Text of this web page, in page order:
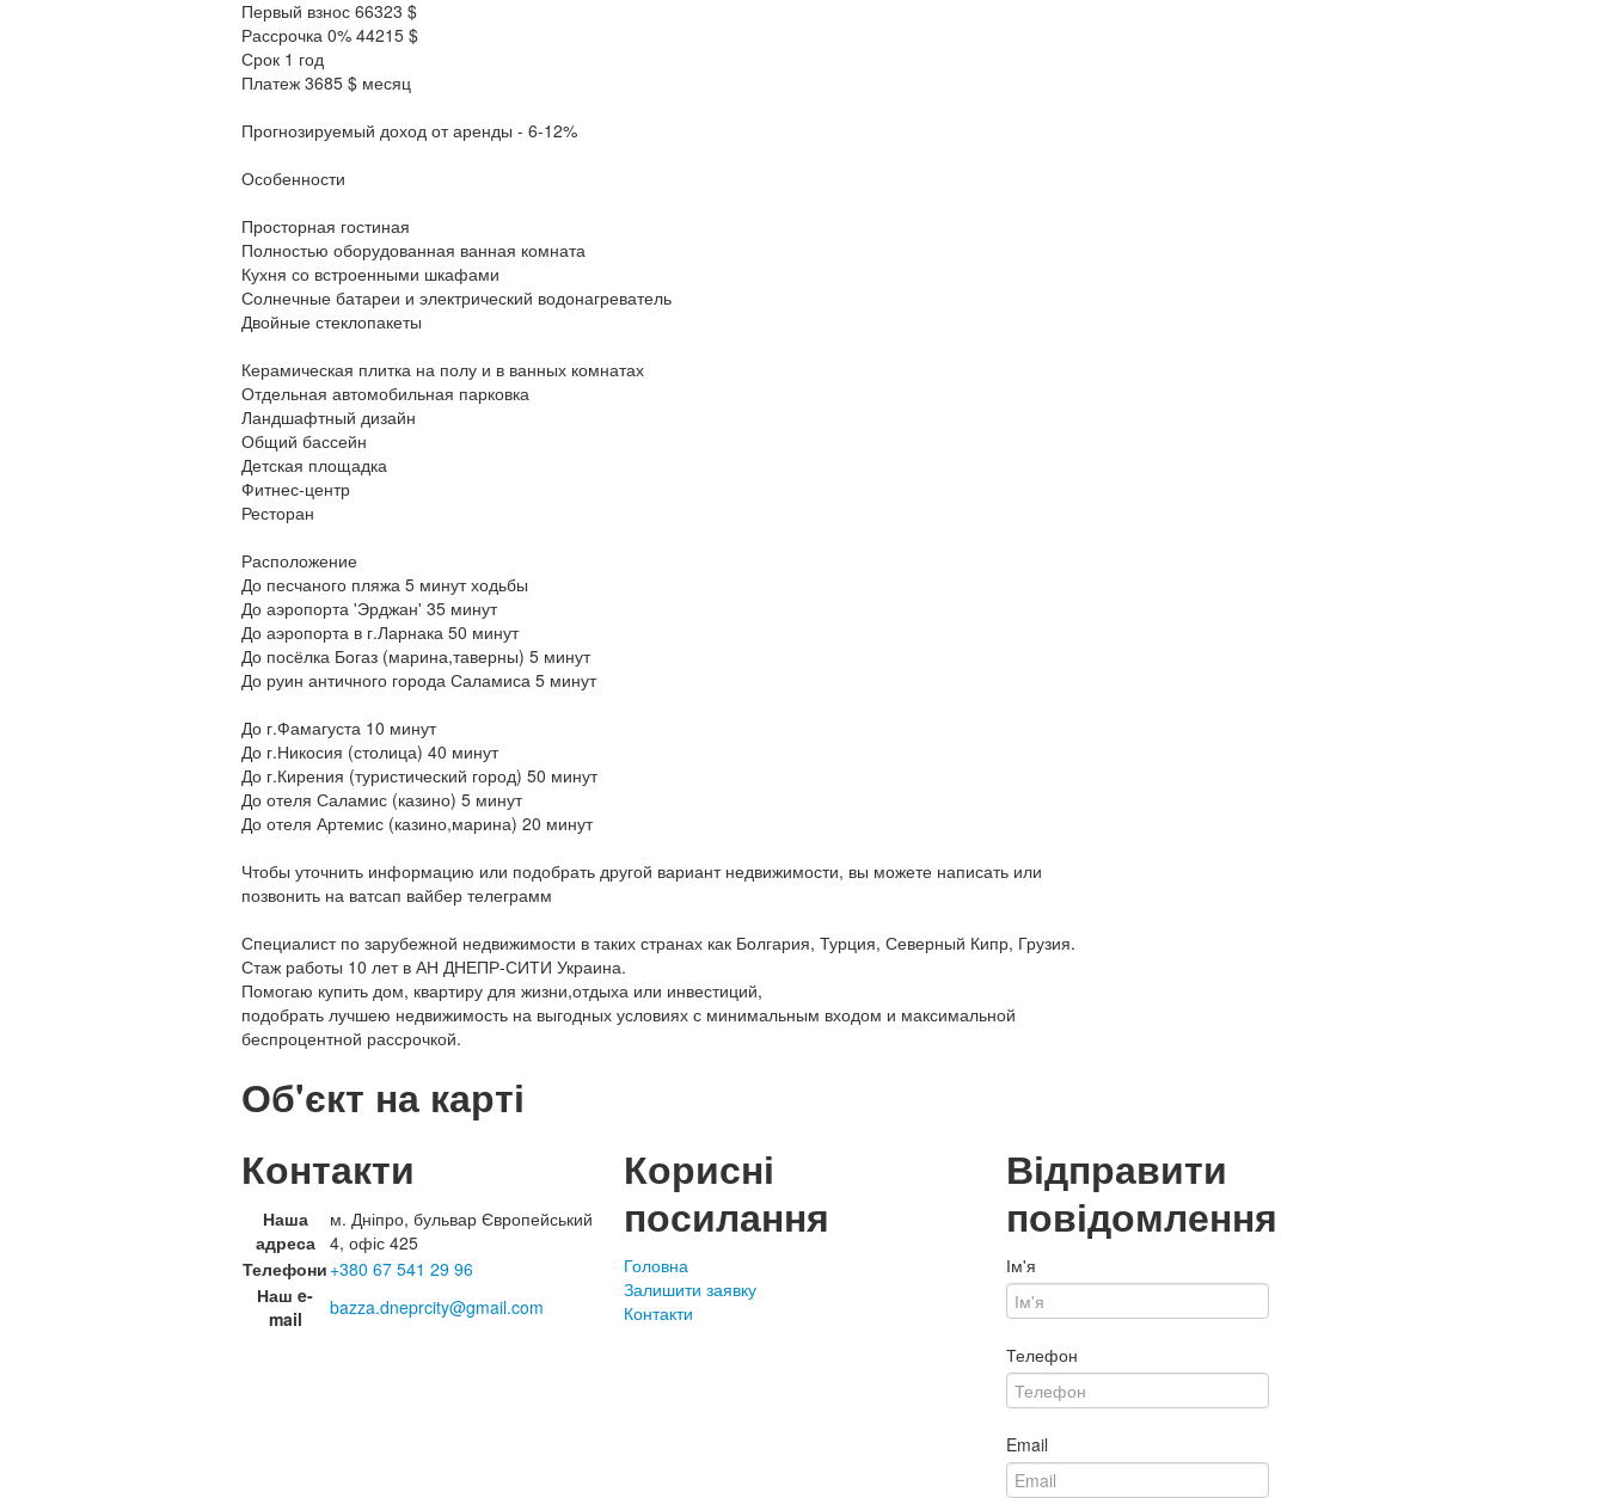
Первый взнос 66323 $
Рассрочка 0% 44215 $
Срок 1 год
Платеж 3685 $ месяц
Прогнозируемый доход от аренды - 6-12%
Особенности
Просторная гостиная
Полностью оборудованная ванная комната
Кухня со встроенными шкафами
Солнечные батареи и электрический водонагреватель
Двойные стеклопакеты
Керамическая плитка на полу и в ванных комнатах
Отдельная автомобильная парковка
Ландшафтный дизайн
Общий бассейн
Детская площадка
Фитнес-центр
Ресторан
Расположение
До песчаного пляжа 5 минут ходьбы
До аэропорта 'Эрджан' 35 минут
До аэропорта в г.Ларнака 50 минут
До посёлка Богаз (марина,таверны) 5 минут
До руин античного города Саламиса 5 минут
До г.Фамагуста 10 минут
До г.Никосия (столица) 40 минут
До г.Кирения (туристический город) 50 минут
До отеля Саламис (казино) 5 минут
До отеля Артемис (казино,марина) 20 минут
Чтобы уточнить информацию или подобрать другой вариант недвижимости, вы можете написать или
позвонить на ватсап вайбер телеграмм
Специалист по зарубежной недвижимости в таких странах как Болгария, Турция, Северный Кипр, Грузия.
Стаж работы 10 лет в АН ДНЕПР-СИТИ Украина.
Помогаю купить дом, квартиру для жизни,отдыха или инвестиций,
подобрать лучшею недвижимость на выгодных условиях с минимальным входом и максимальной
беспроцентной рассрочкой.
Об'єкт на карті
Контакти
Наша
адреса
м. Дніпро, бульвар Європейський
4, офіс 425
Телефони +380 67 541 29 96
Наш e-
mail
bazza.dneprcity@gmail.com
Корисні
посилання
Головна
Залишити заявку
Контакти
Відправити
повідомлення
Ім'я
Телефон
Email